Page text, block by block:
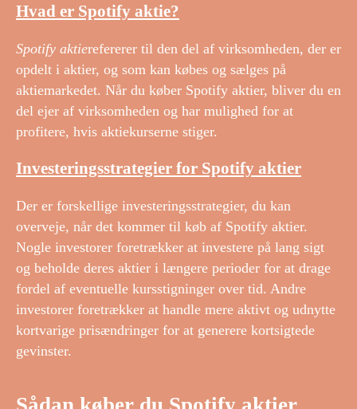
Hvad er Spotify aktie?
Spotify aktierefererer til den del af virksomheden, der er
opdelt i aktier, og som kan købes og sælges på
aktiemarkedet. Når du køber Spotify aktier, bliver du en
del ejer af virksomheden og har mulighed for at
profitere, hvis aktiekurserne stiger.
Investeringsstrategier for Spotify aktier
Der er forskellige investeringsstrategier, du kan
overveje, når det kommer til køb af Spotify aktier.
Nogle investorer foretrækker at investere på lang sigt
og beholde deres aktier i længere perioder for at drage
fordel af eventuelle kursstigninger over tid. Andre
investorer foretrækker at handle mere aktivt og udnytte
kortvarige prisændringer for at generere kortsigtede
gevinster.